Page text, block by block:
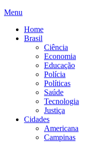
Menu
Home
Brasil
Ciência
Economia
Educação
Polícia
Políticas
Saúde
Tecnologia
Justiça
Cidades
Americana
Campinas